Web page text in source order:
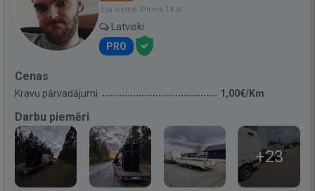
Bija vietnē: Pirms 14 st.
Latviski
PRO
Cenas
Kravu pārvadājumi 1,00€/Km
Darbu piemēri
+23